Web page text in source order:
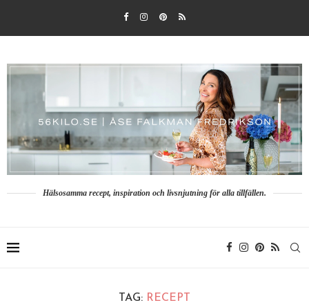
Hälsosamma recept, inspiration och livsnjutning för alla tillfällen.
TAG: RECEPT